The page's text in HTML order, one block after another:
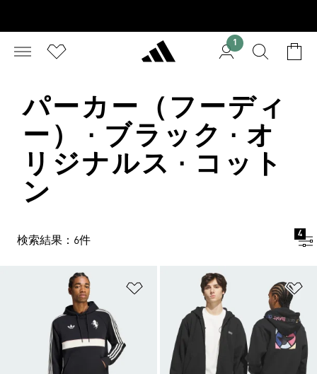
1
パーカー（フーディ
ー） · ブラック · オ
リジナルス · コット
ン
検索結果：6件
4
ほしいものリストに追加